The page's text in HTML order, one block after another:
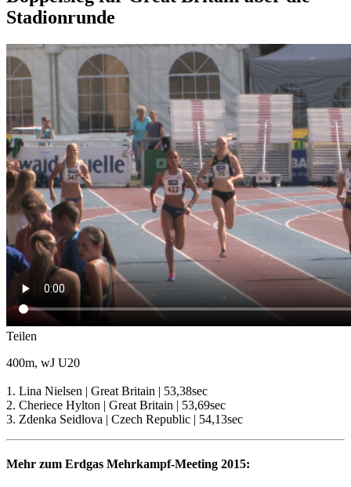
Stadionrunde
Teilen
400m, wJ U20
1. Lina Nielsen | Great Britain | 53,38sec
2. Cheriece Hylton | Great Britain | 53,69sec
3. Zdenka Seidlova | Czech Republic | 54,13sec
Mehr zum Erdgas Mehrkampf-Meeting 2015: